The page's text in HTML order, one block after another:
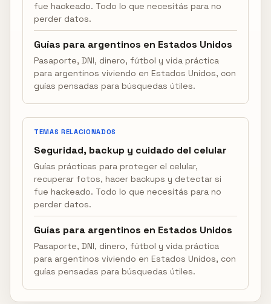
fue hackeado. Todo lo que necesitás para no
perder datos.
Guías para argentinos en Estados Unidos
Pasaporte, DNI, dinero, fútbol y vida práctica
para argentinos viviendo en Estados Unidos, con
guías pensadas para búsquedas útiles.
TEMAS RELACIONADOS
Seguridad, backup y cuidado del celular
Guías prácticas para proteger el celular,
recuperar fotos, hacer backups y detectar si
fue hackeado. Todo lo que necesitás para no
perder datos.
Guías para argentinos en Estados Unidos
Pasaporte, DNI, dinero, fútbol y vida práctica
para argentinos viviendo en Estados Unidos, con
guías pensadas para búsquedas útiles.